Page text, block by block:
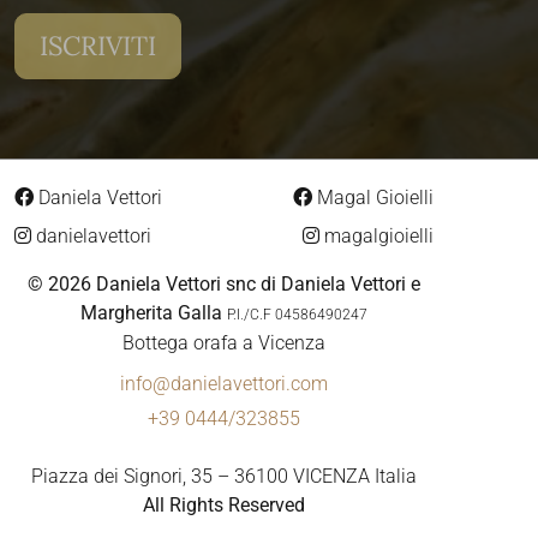
Daniela Vettori
danielavettori
Magal Gioielli
magalgioielli
© 2026 Daniela Vettori snc di Daniela Vettori e
Margherita Galla P.I./C.F 04586490247
Bottega orafa a Vicenza
info@danielavettori.com
+39 0444/323855
Piazza dei Signori, 35 – 36100 VICENZA Italia
All Rights Reserved